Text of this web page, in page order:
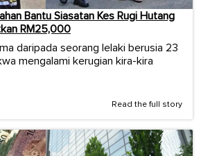
Bantu Siasatan Kes Rugi Hutang
RM25,000
daripada seorang lelaki berusia 23
mengalami kerugian kira-kira
Read the full story